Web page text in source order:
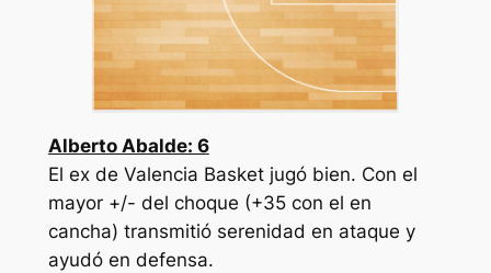
Alberto Abalde: 6
El ex de Valencia Basket jugó bien. Con el
mayor +/- del choque (+35 con el en
cancha) transmitió serenidad en ataque y
ayudó en defensa.